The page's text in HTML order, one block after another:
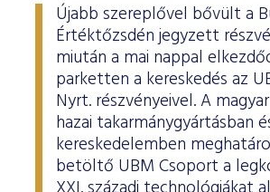
Újabb szereplővel bővült a
Értéktőzsdén jegyzett
miután a mai nappal
parketten a kereskedés az
Nyrt. részvényeivel. A
hazai takarmánygyártásban
kereskedelemben
betöltő UBM Csoport a